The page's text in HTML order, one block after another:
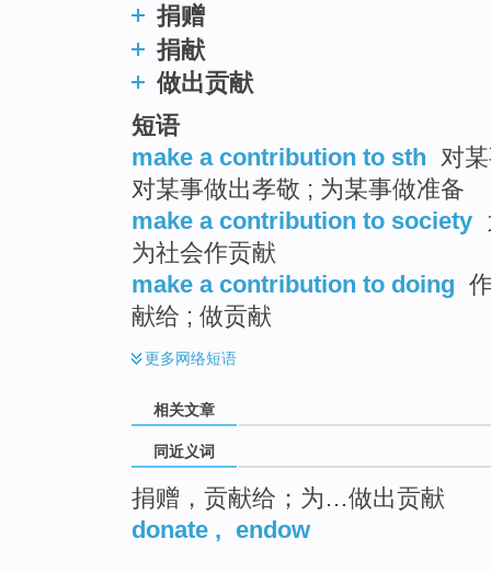
捐赠
捐献
做出贡献
短语
make a contribution to sth 对
对某事做出孝敬 ; 为某事做准备
make a contribution to society
为社会作贡献
make a contribution to doing
献给 ; 做贡献
更多网络短语
相关文章
同近义词
捐赠，贡献给；为…做出贡献
donate , endow